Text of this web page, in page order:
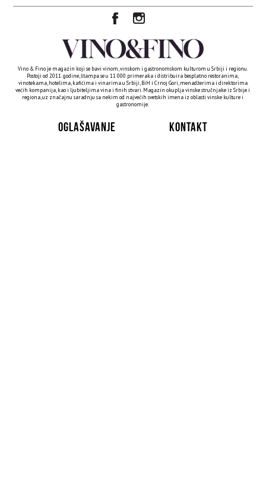
Vino & Fino je magazin koji se bavi vinom, vinskom i gastronomskom kulturom u Srbiji i regionu.
Postoji od 2011. godine, štampa se u 11 000 primeraka i distribuira besplatno restoranima,
vinotekama, hotelima, kafićima i vinarima u Srbiji, BiH i Crnoj Gori, menadžerima i direktorima
većih kompanija, kao i ljubiteljima vina i finih stvari. Magazin okuplja vinske stručnjake iz Srbije i
regiona, uz značajnu saradnju sa nekim od najvećih svetskih imena iz oblasti vinske kulture i
gastronomije.
OGLAŠAVANJE KONTAKT